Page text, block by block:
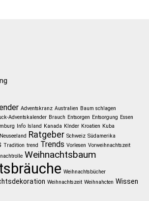
Adventskranz Australien Baum schlagen
Adventskalender Brauch Entsorgen Entsorgung Essen
Info Island Kanada KInder Kroatien Kuba
Neuseeland Ratgeber Schweiz Südamerika
Tradition trend Trends Vorlesen Vorweihnachtszeit
Weihnachtsbaum
Weihnachtsbücher
Weihnachtszeit Weihnahcten Wissen